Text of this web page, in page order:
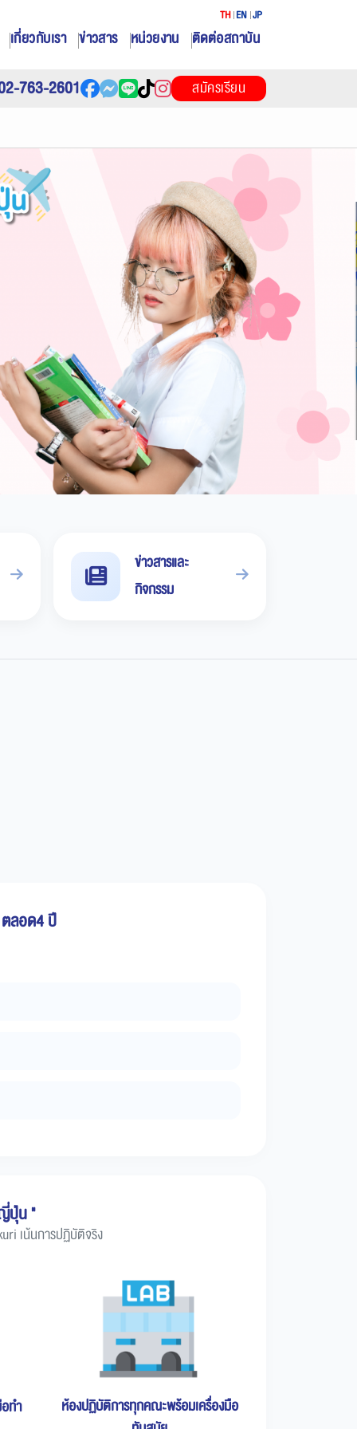
เกี่ยวกับเรา ข่าวสาร หน่วยงาน ติดต่อสถาบัน
TH EN JP
763-2601 สมัครเรียน
ข่าวสารและ
กิจกรรม
ลอด4 ปี
ปุ่น "
เน้นการปฏิบัติจริง
ทำ
ห้องปฏิบัติการทุกคณะพร้อมเครื่องมือ